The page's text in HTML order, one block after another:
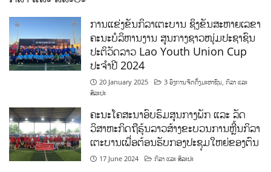
ການແຂ່ງຂັນກິລາເຕະບານ ຊິງຂັນສະຫາຍເລຂາ
ຄະນະບໍລິຫານງານ ສູນກາງຊາວໜຸ່ມປະຊາຊົນ
ປະຕິວັດລາວ Lao Youth Union Cup
ປະຈຳປີ 2024
20 January 2025 3 ອົງການຈັດຕັ້ງມະຫາຊົນ,ກິລາ ແລະ
ສິລະປະ
ຄະນະໂຄສະນາອົບຮົມສູນກາງພັກ ແລະ ລັດ
ວິສາຫະກິດຖືຮຸ້ນລາວສ້າງຂະບວນການຫຼີ້ນກິລາ
ເຕະບານເພື່ອຕ້ອນຮັບກອງປະຊຸມໃຫຍ່ຂອງຕົນ
17 June 2024 ກິລາ ແລະ ສິລະປະ